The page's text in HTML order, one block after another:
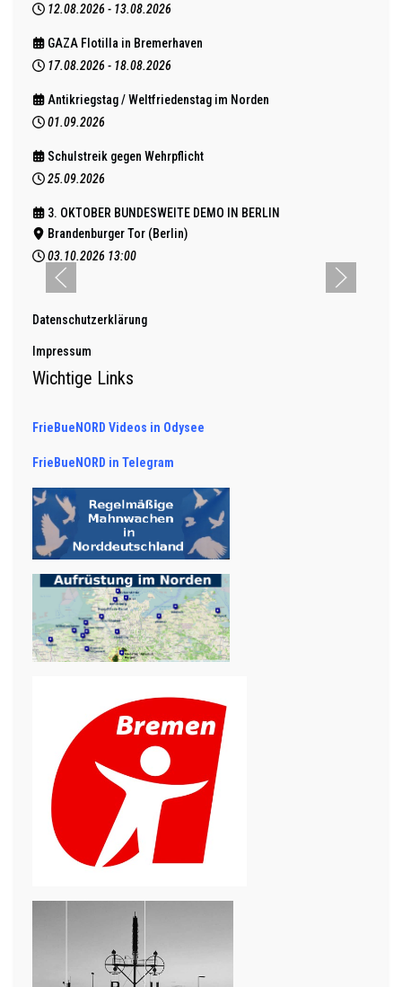
12.08.2026 - 13.08.2026
GAZA Flotilla in Bremerhaven
17.08.2026 - 18.08.2026
Antikriegstag / Weltfriedenstag im Norden
01.09.2026
Schulstreik gegen Wehrpflicht
25.09.2026
3. OKTOBER BUNDESWEITE DEMO IN BERLIN
Brandenburger Tor (Berlin)
03.10.2026 13:00
Datenschutzerklärung
Impressum
Wichtige Links
FrieBueNORD Videos in Odysee
FrieBueNORD in Telegram